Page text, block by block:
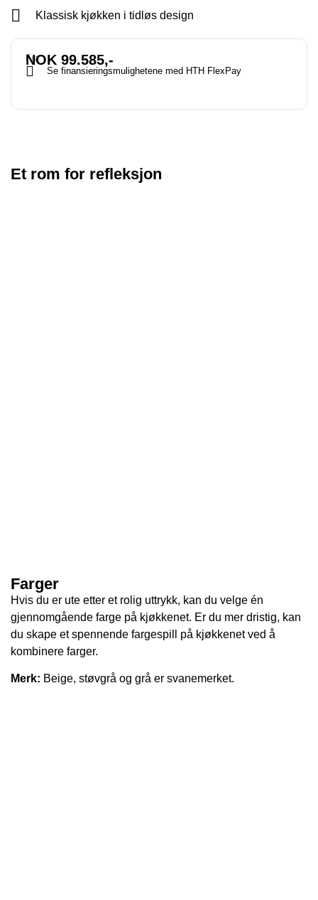
Klassisk kjøkken i tidløs design
Fra
NOK 99.585,-
Se finansieringsmulighetene med HTH FlexPay
Et rom for refleksjon
Farger
Hvis du er ute etter et rolig uttrykk, kan du velge én
gjennomgående farge på kjøkkenet. Er du mer dristig, kan
du skape et spennende fargespill på kjøkkenet ved å
kombinere farger.
Merk: Beige, støvgrå og grå er svanemerket.